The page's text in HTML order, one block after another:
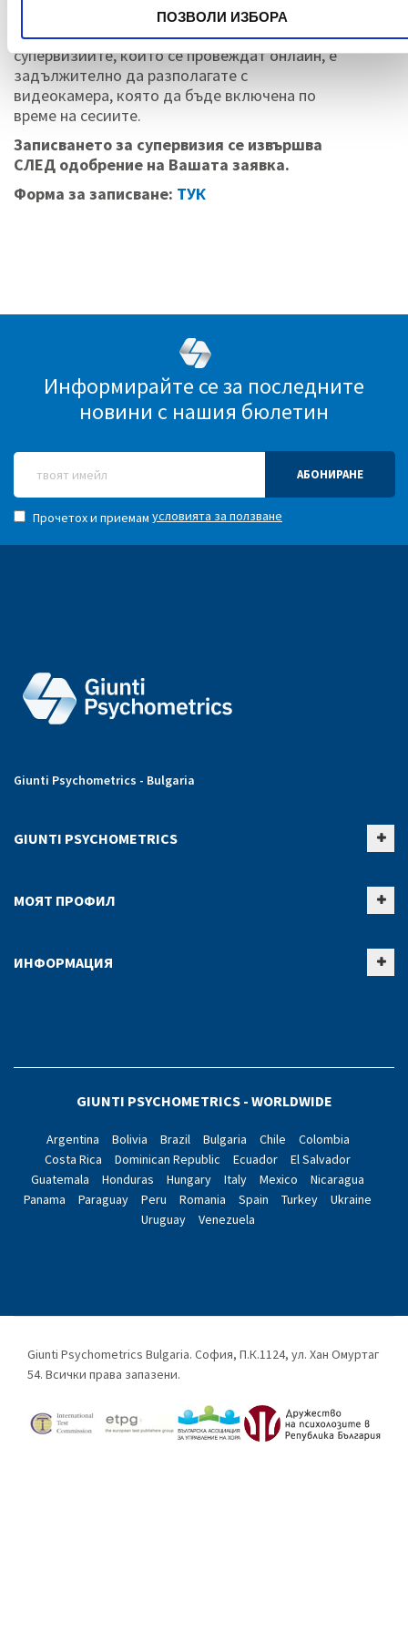
ПОЗВОЛИ ИЗБОРА
За получаване на сертификат е необходимо
да участвате във всички срещи. За
супервизиите, които се провеждат онлайн, е
задължително да разполагате с
видеокамера, която да бъде включена по
време на сесиите.
Записването за супервизия се извършва
СЛЕД одобрение на Вашата заявка.
Форма за записване: ТУК
Информирайте се за последните
новини с нашия бюлетин
АБОНИРАНЕ
Прочетох и приемам условията за ползване
Giunti Psychometrics - Bulgaria
GIUNTI PSYCHOMETRICS
МОЯТ ПРОФИЛ
ИНФОРМАЦИЯ
GIUNTI PSYCHOMETRICS - WORLDWIDE
Argentina Bolivia Brazil Bulgaria Chile
Colombia
Costa Rica
Dominican Republic Ecuador
El Salvador
Guatemala
Honduras Hungary Italy Mexico
Nicaragua
Panama
Paraguay Peru Romania Spain Turkey
Ukraine
Uruguay
Venezuela
Giunti Psychometrics Bulgaria. София, П.К.1124, ул. Хан Омуртаг
54. Всички права запазени.